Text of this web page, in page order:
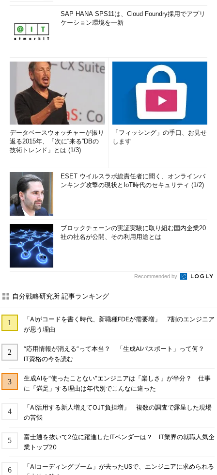
SAP HANA SPS11は、Cloud Foundry採用でアプリ
ケーション環境を一新
データベースウォッチャーが振り
返る2015年、「次に“来る”DBの
技術トレンド」とは (1/3)
「フィッシング」の手口、お見せ
します
ESET ウイルスラボ総責任者に聞く、オンラインバ
ンキング攻撃の現状とIoT時代のセキュリティ (1/2)
ブロックチェーンの実証実験に取り組む国内企業20
社の社名が公開、その利用用途とは
Recommended by
自分戦略研究所 記事ランキング
「AIがコードを書く時代、新職種FDEが需要増」 7割のエンジニア
が思う理由
“応用情報が消える”って本当？ 「生成AIパスポート」って何？
IT資格の今を読む
生成AIを“使ったことない”エンジニアは「楽しさ」が半分？ 仕事
に「満足」する理由は年代別でこんなに違った
「AI活用する新人増えてOJT負担増」 複数の調査で露呈した現場
の苦悩
富士通を抜いて2位に躍進したITベンダーは？ IT業界の就職人気企
業トップ20
「AIコーディングブーム」が去ったUSで、エンジニアに求められる